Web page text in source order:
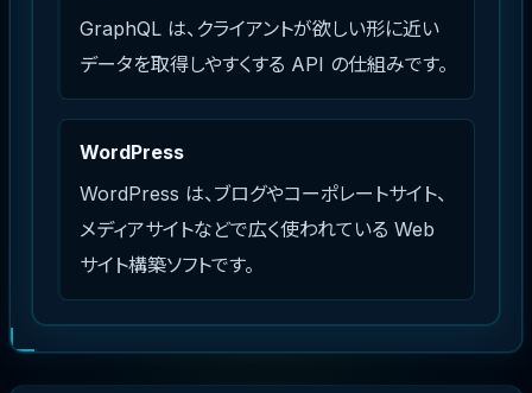
GraphQL は、クライアントが欲しい形に近い
データを取得しやすくする API の仕組みです。
WordPress
WordPress は、ブログやコーポレートサイト、
メディアサイトなどで広く使われている Web
サイト構築ソフトです。